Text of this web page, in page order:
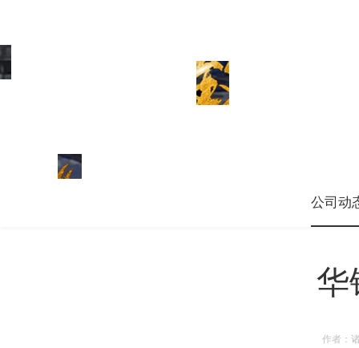
公司动
华
作者：